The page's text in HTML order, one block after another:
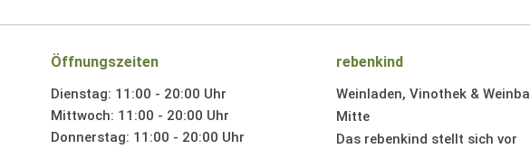
Öffnungszeiten
Dienstag: 11:00 - 20:00 Uhr
Mittwoch: 11:00 - 20:00 Uhr
Donnerstag: 11:00 - 20:00 Uhr
rebenkind
Weinladen, Vinothek &
Mitte
Das rebenkind stellt sich vor